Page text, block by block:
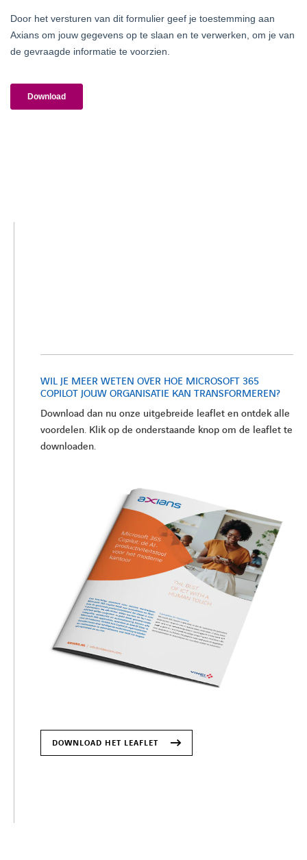
WIL JE MEER WETEN OVER HOE MICROSOFT 365
COPILOT JOUW ORGANISATIE KAN TRANSFORMEREN?
Download dan nu onze uitgebreide leaflet en ontdek alle
voordelen. Klik op de onderstaande knop om de leaflet te
downloaden.
DOWNLOAD HET LEAFLET